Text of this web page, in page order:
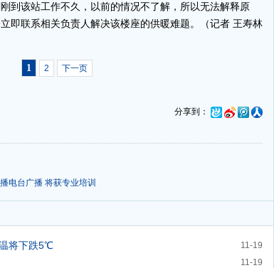
到该站工作不久，以前的情况不了解，所以无法解释原
即联系相关负责人解决该楼座的供暖难题。（记者 王寿林
1 2 下一页
分享到：
电台广播 将获专业培训
11-19
将下跌5℃
11-19